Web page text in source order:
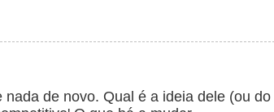
de novo. Qual é a ideia dele (ou do